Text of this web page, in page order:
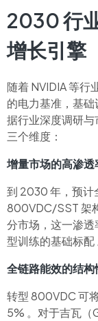
2030 行
增长引擎
随着 NVIDIA 等行
的电力基准，基
据行业深度调研
三个维度：
增量市场的高渗透
到 2030 年，预计
800VDC/SST 架
分市场，这一渗
型训练的基础标配
全链路能效的结构
转型 800VDC 可
5% 。对于吉瓦（